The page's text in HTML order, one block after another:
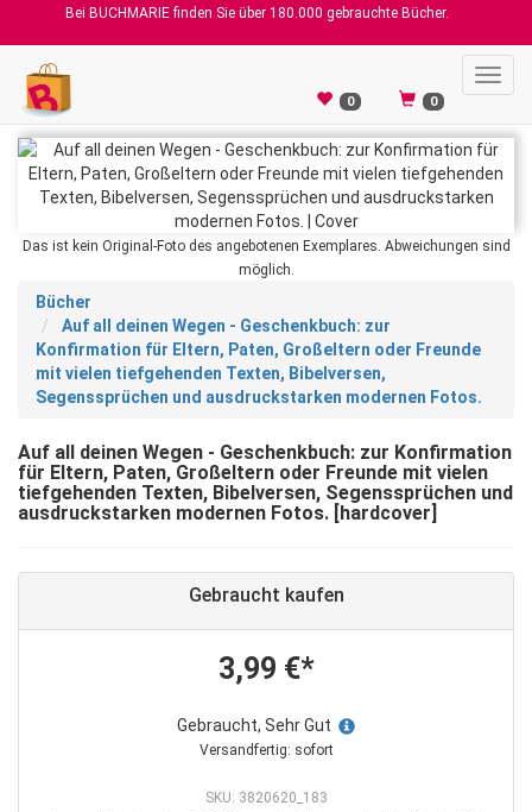
Bei BUCHMARIE finden Sie über 180.000 gebrauchte Bücher.
0 0
Das ist kein Original-Foto des angebotenen Exemplares. Abweichungen sind
möglich.
Bücher
Auf all deinen Wegen - Geschenkbuch: zur
Konfirmation für Eltern, Paten, Großeltern oder Freunde
mit vielen tiefgehenden Texten, Bibelversen,
Segenssprüchen und ausdruckstarken modernen Fotos.
Auf all deinen Wegen - Geschenkbuch: zur Konfirmation
für Eltern, Paten, Großeltern oder Freunde mit vielen
tiefgehenden Texten, Bibelversen, Segenssprüchen und
ausdruckstarken modernen Fotos. [hardcover]
Gebraucht kaufen
3,99 €*
Gebraucht, Sehr Gut
Versandfertig: sofort
SKU: 3820620_183